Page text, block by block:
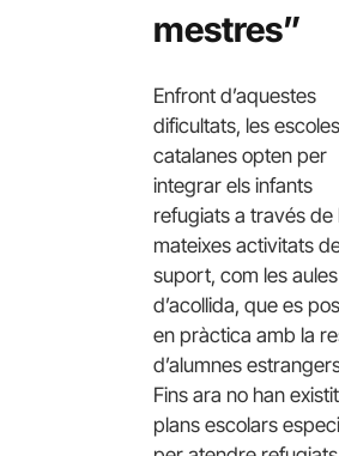
mestres”
Enfront d’aquestes
dificultats, les escoles
catalanes opten per
integrar els infants
refugiats a través de
mateixes activitats
suport, com les aules
d’acollida, que es
en pràctica amb la
d’alumnes
Fins ara no han existit
plans escolars